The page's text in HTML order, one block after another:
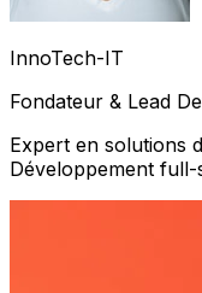
InnoTech-IT
Fondateur & Lead
Expert en solutions
Développement